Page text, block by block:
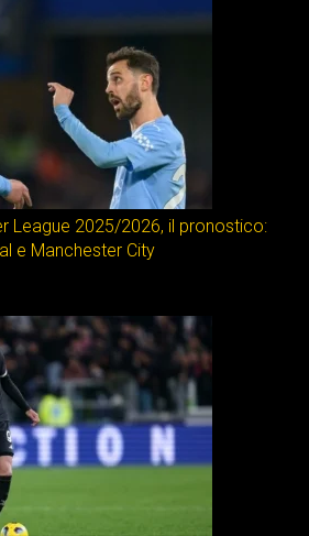
League 2025/2026, il pronostico:
e Manchester City